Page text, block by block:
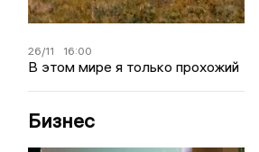
26/11 16:00
В этом мире я только прохожий
Бизнес